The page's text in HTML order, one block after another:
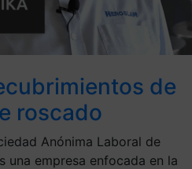
de
roscado
Anónima Laboral de
una empresa enfocada en la